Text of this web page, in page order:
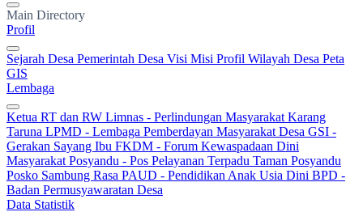
Main Directory
Profil
Sejarah Desa Pemerintah Desa Visi Misi Profil Wilayah Desa Peta
GIS
Lembaga
Ketua RT dan RW Limnas - Perlindungan Masyarakat Karang
Taruna LPMD - Lembaga Pemberdayan Masyarakat Desa GSI -
Gerakan Sayang Ibu FKDM - Forum Kewaspadaan Dini
Masyarakat Posyandu - Pos Pelayanan Terpadu Taman Posyandu
Posko Sambung Rasa PAUD - Pendidikan Anak Usia Dini BPD -
Badan Permusyawaratan Desa
Data Statistik